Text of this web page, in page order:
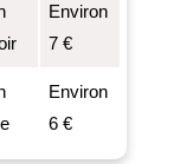
Environ
7 €
Environ
6 €